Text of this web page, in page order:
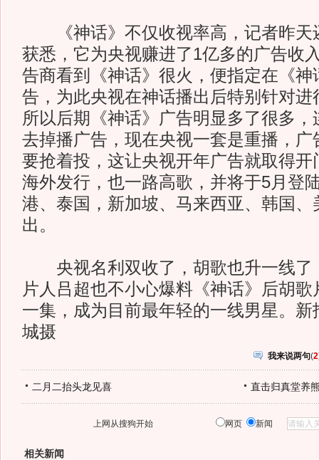
《神话》不仅收视率高，记者昨天
获悉，它为央视赚进了1亿多的广告收
告商看到《神话》很火，便指定在《神
告，为此央视在神话播出后特别针对进
所以后期《神话》广告明显多了很多
去掉播广告，现在央视一套是重播，广
要抢着投，这让央视开年广告就取得开
海外发行，也一路高歌，并将于5月登
港、泰国，新加坡、马来西亚、韩国、
出。
央视名利双收了，胡歌也升一线了
片人吕超也不小心爆料《神话》后胡
一集，成为目前最年轻的一线男星。新
城摄
我来说两句(2
二月二抬头龙见喜 直击归真堂养
上网从搜狗开始 网页 新闻
相关新闻